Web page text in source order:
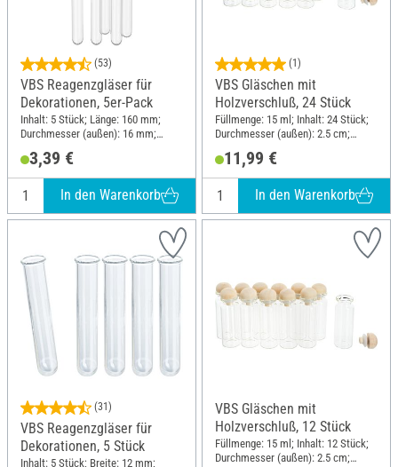
(53)
VBS Reagenzgläser für
Dekorationen, 5er-Pack
Inhalt: 5 Stück; Länge: 160 mm;
Durchmesser (außen): 16 mm;
3,39 €
In den Warenkorb
(1)
VBS Gläschen mit
Holzverschluß, 24 Stück
Füllmenge: 15 ml; Inhalt: 24 Stück;
Durchmesser (außen): 2.5 cm;
11,99 €
In den Warenkorb
(31)
VBS Reagenzgläser für
Dekorationen, 5 Stück
Inhalt: 5 Stück; Breite: 12 mm;
VBS Gläschen mit
Holzverschluß, 12 Stück
Füllmenge: 15 ml; Inhalt: 12 Stück;
Durchmesser (außen): 2.5 cm;